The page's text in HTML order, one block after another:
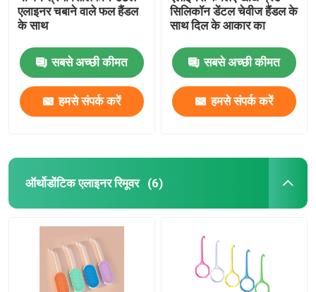
एलाइनर चबाने वाले फल हैंडल
के साथ
सबसे अच्छी कीमत
हमसे संपर्क करें
सिलिकॉन डेंटल चेवीज हैंडल के
साथ दिल के आकार का
सबसे अच्छी कीमत
हमसे संपर्क करें
ऑर्थोडोंटिक एलाइनर रिमूवर (6)